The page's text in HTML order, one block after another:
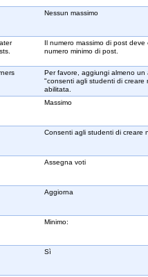
Nessun massimo
Il numero massimo di post
numero minimo di post.
Per favore, aggiungi almeno un
"consenti agli studenti di creare
abilitata.
Massimo
Consenti agli studenti di creare
Assegna voti
Aggiorna
Minimo:
Sì